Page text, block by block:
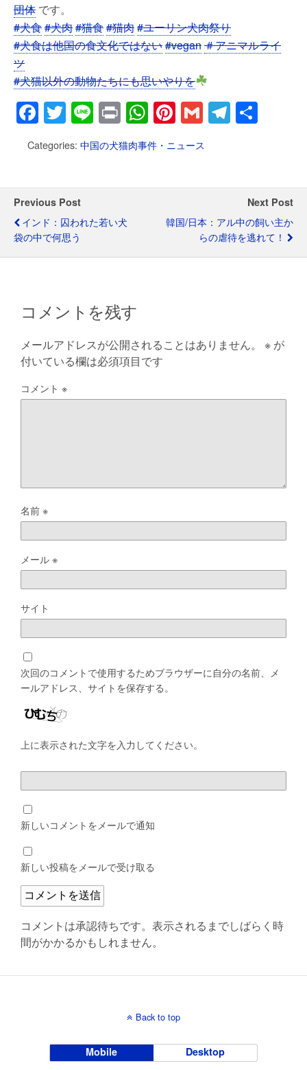
団体 です。
#犬食#犬肉#猫食#猫肉#ユーリン犬肉祭り
#犬食は他国の食文化ではない#vegan＃アニマルライ
ツ
#犬猫以外の動物たちにも思いやりを
F
a
c
b
o
o
k
T
wi
tt
Li
n
e
Pr
in
t
W
h
at
Pi
nt
er
G
m
ail
T
el
m
Categories: 中国の犬猫肉事件・ニュース
Previous Post
インド：囚われた若い犬
袋の中で何思う
Next Post
韓国/日本：アル中の飼い主か
らの虐待を逃れて！
コメントを残す
メールアドレスが公開されることはありません。 ※ が
付いている欄は必須項目です
コメント ※
名前※
メール※
サイト
次回のコメントで使用するためブラウザーに自分の名前、メ
ールアドレス、サイトを保存する。
上に表示された文字を入力してください。
新しいコメントをメールで通知
新しい投稿をメールで受け取る
コメントは承認待ちです。表示されるまでしばらく時
間がかかるかもしれません。
Back to top
Mobile Desktop